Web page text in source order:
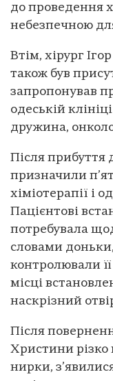
до проведення
небезпечною
Втім, хірург
також був
запропонував
одеській
дружина,
Після прибуття
призначили
хіміотерапії і
Пацієнтові
потребувала
словами
контролювали
місці
наскрізний
Після
Христини різко
нирки,